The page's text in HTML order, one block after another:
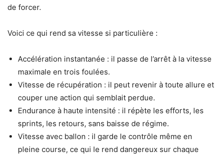
de forcer.
Voici ce qui rend sa vitesse si particulière :
Accélération instantanée : il passe de l’arrêt à la vitesse
maximale en trois foulées.
Vitesse de récupération : il peut revenir à toute allure et
couper une action qui semblait perdue.
Endurance à haute intensité : il répète les efforts, les
sprints, les retours, sans baisse de régime.
Vitesse avec ballon : il garde le contrôle même en
pleine course, ce qui le rend dangereux sur chaque